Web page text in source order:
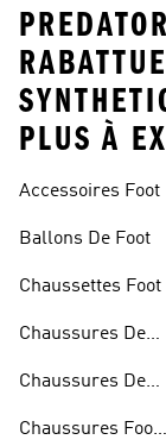
PLUS À
Accessoires Foot
Ballons De Foot
Chaussettes Foot
Chaussures De
Chaussures De
Chaussures Foot